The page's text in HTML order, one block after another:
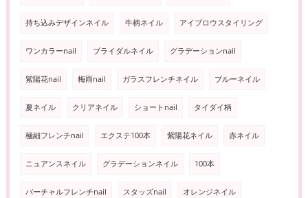
持ち込みデザインネイル 牛柄ネイル アイブロウスタイリング
ワンカラーnail ブライダルネイル グラデーションnail
紫陽花nail 梅雨nail ガラスフレンチネイル ブルーネイル
夏ネイル クリアネイル ショートnail タイダイ柄
極細フレンチnail エクステ100本 紫陽花ネイル 赤ネイル
ニュアンスネイル グラデーションネイル 100本
バーチャルフレンチnail スタッズnail オレンジネイル